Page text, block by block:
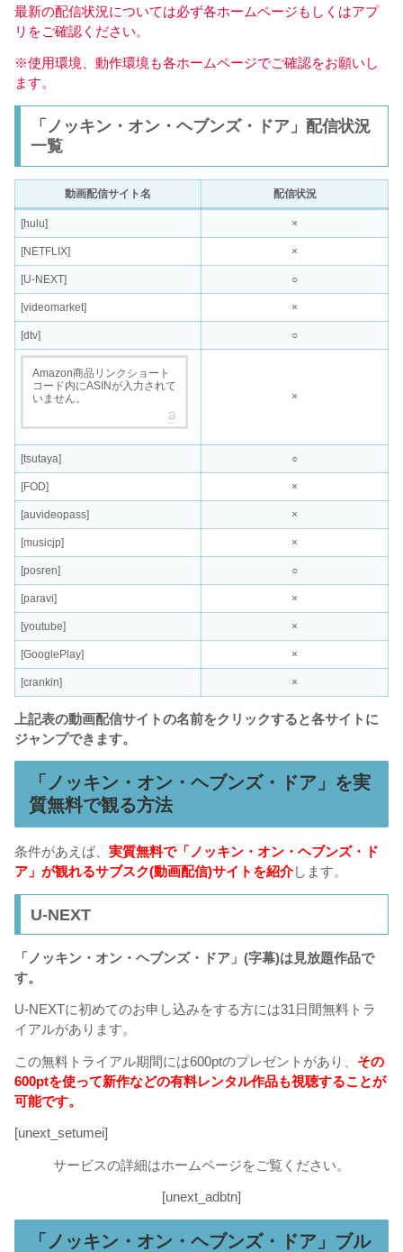
最新の配信状況については必ず各ホームページもしくはアプ
リをご確認ください。
※使用環境、動作環境も各ホームページでご確認をお願いし
ます。
「ノッキン・オン・ヘブンズ・ドア」配信状況
一覧
動画配信サイト名 配信状況
[hulu] ×
[NETFLIX] ×
[U-NEXT] ○
[videomarket] ×
[dtv] ○
Amazon商品リンクショート
コード内にASINが入力されて
いません。
×
[tsutaya] ○
[FOD] ×
[auvideopass] ×
[musicjp] ×
[posren] ○
[paravi] ×
[youtube] ×
[GooglePlay] ×
[crankin] ×
上記表の動画配信サイトの名前をクリックすると各サイトに
ジャンプできます。
「ノッキン・オン・ヘブンズ・ドア」を実
質無料で観る方法
条件があえば、 実質無料で「ノッキン・オン・ヘブンズ・ド
ア」が観れるサブスク(動画配信)サイトを紹介します。
U-NEXT
「ノッキン・オン・ヘブンズ・ドア」(字幕)は見放題作品で
す。
U-NEXTに初めてのお申し込みをする方には31日間無料トラ
イアルがあります。
この無料トライアル期間には600ptのプレゼントがあり、 その
600ptを使って新作などの有料レンタル作品も視聴することが
可能です。
[unext_setumei]
サービスの詳細はホームページをご覧ください。
[unext_adbtn]
「ノッキン・オン・ヘブンズ・ドア」ブル